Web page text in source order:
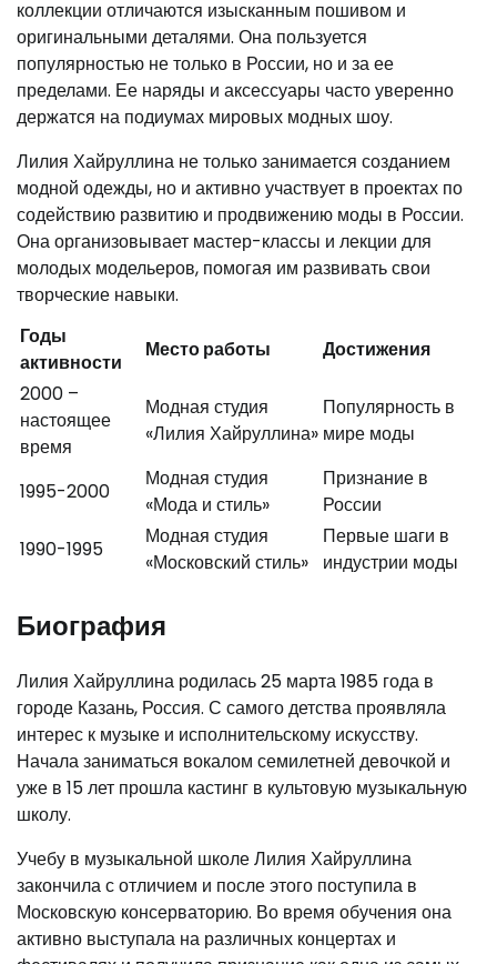
коллекции отличаются изысканным пошивом и
оригинальными деталями. Она пользуется
популярностью не только в России, но и за ее
пределами. Ее наряды и аксессуары часто уверенно
держатся на подиумах мировых модных шоу.
Лилия Хайруллина не только занимается созданием
модной одежды, но и активно участвует в проектах по
содействию развитию и продвижению моды в России.
Она организовывает мастер-классы и лекции для
молодых модельеров, помогая им развивать свои
творческие навыки.
Годы
активности
Место работы
Достижения
2000 –
настоящее
время
Модная студия
«Лилия Хайруллина»
Популярность в
мире моды
1995-2000
Модная студия
«Мода и стиль»
Признание в
России
1990-1995
Модная студия
«Московский стиль»
Первые шаги в
индустрии моды
Биография
Лилия Хайруллина родилась 25 марта 1985 года в
городе Казань, Россия. С самого детства проявляла
интерес к музыке и исполнительскому искусству.
Начала заниматься вокалом семилетней девочкой и
уже в 15 лет прошла кастинг в культовую музыкальную
школу.
Учебу в музыкальной школе Лилия Хайруллина
закончила с отличием и после этого поступила в
Московскую консерваторию. Во время обучения она
активно выступала на различных концертах и